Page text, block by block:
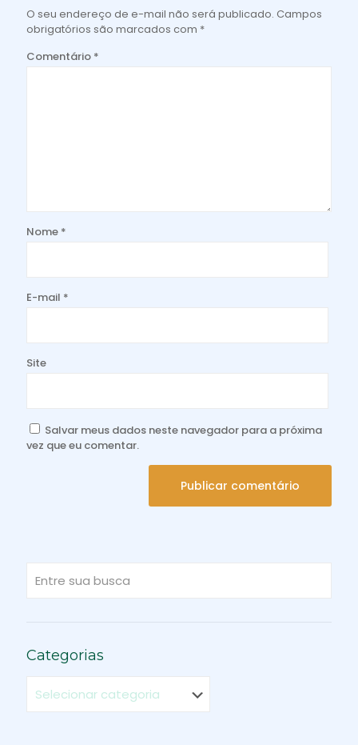
O seu endereço de e-mail não será publicado. Campos
obrigatórios são marcados com *
Comentário *
Nome *
E-mail *
Site
Salvar meus dados neste navegador para a próxima
vez que eu comentar.
Categorias